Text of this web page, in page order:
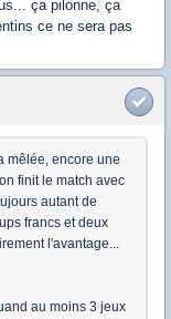
ça pilonne, ça
ce ne sera pas
mêlée, encore une
finit le match avec
autant de
francs et deux
l'avantage...
au moins 3 jeux